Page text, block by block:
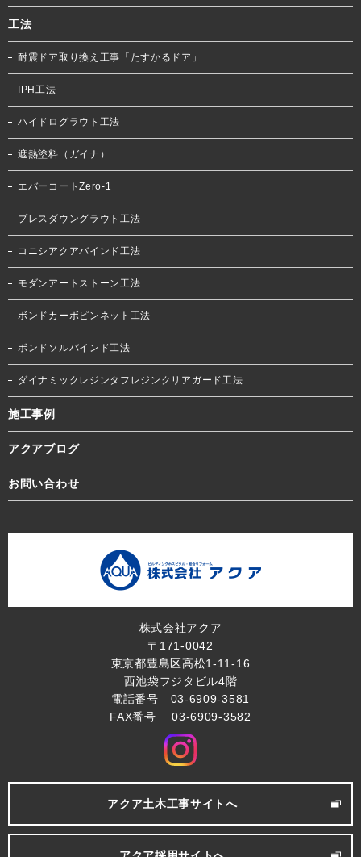
工法
耐震ドア取り換え工事「たすかるドア」
IPH工法
ハイドログラウト工法
遮熱塗料（ガイナ）
エバーコートZero-1
プレスダウングラウト工法
コニシアクアバインド工法
モダンアートストーン工法
ボンドカーボピンネット工法
ボンドソルバインド工法
ダイナミックレジンタフレジンクリアガード工法
施工事例
アクアブログ
お問い合わせ
株式会社アクア
〒171-0042
東京都豊島区高松1-11-16
西池袋フジタビル4階
電話番号 03-6909-3581
FAX番号 03-6909-3582
アクア土木工事サイトへ